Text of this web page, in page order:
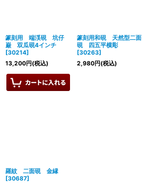
篆刻用 端渓硯 坑仔
巌 双瓜硯4インチ
[30214]
13,200円(税込)
篆刻用和硯 天然型二面
硯 四五平横彫
[30263]
2,980円(税込)
羅紋 二面硯 金縁
[30687]